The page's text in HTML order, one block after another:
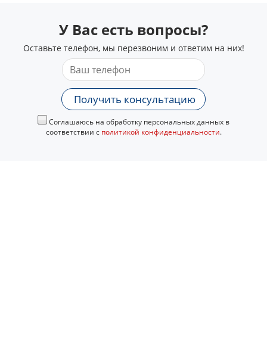
У Вас есть вопросы?
Оставьте телефон, мы перезвоним и ответим на них!
Получить консультацию
Соглашаюсь на обработку персональных данных в
соответствии с политикой конфиденциальности.